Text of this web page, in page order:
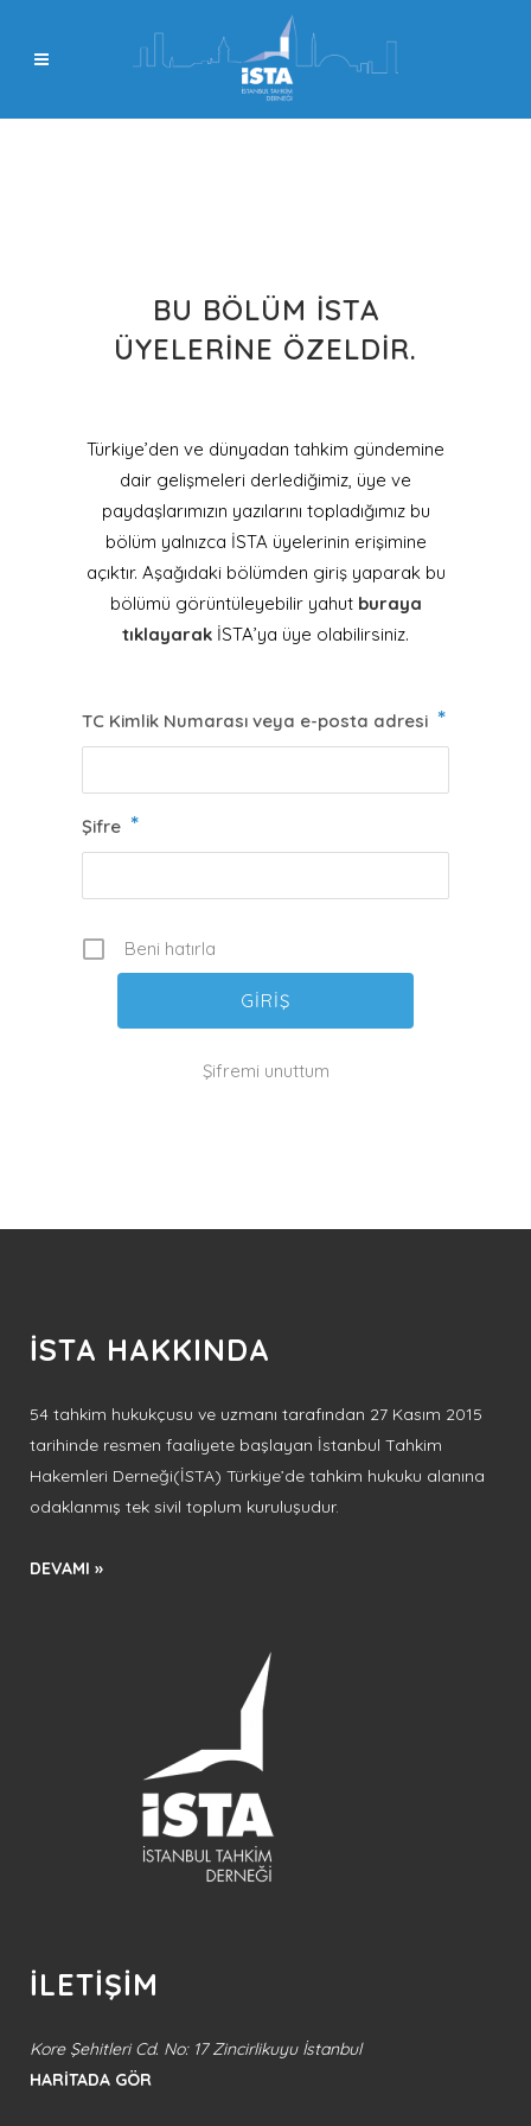
BU BÖLÜM İSTA
ÜYELERINE ÖZELDIR.
Türkiye’den ve dünyadan tahkim gündemine
dair gelişmeleri derlediğimiz, üye ve
paydaşlarımızın yazılarını topladığımız bu
bölüm yalnızca İSTA üyelerinin erişimine
açıktır. Aşağıdaki bölümden giriş yaparak bu
bölümü görüntüleyebilir yahut buraya
tıklayarak İSTA’ya üye olabilirsiniz.
TC Kimlik Numarası veya e-posta adresi *
Şifre *
Beni hatırla
Şifremi unuttum
İSTA HAKKINDA
54 tahkim hukukçusu ve uzmanı tarafından 27 Kasım 2015
tarihinde resmen faaliyete başlayan İstanbul Tahkim
Hakemleri Derneği(İSTA) Türkiye’de tahkim hukuku alanına
odaklanmış tek sivil toplum kuruluşudur.
DEVAMI »
İLETİŞİM
Kore Şehitleri Cd. No: 17 Zincirlikuyu İstanbul
HARİTADA GÖR